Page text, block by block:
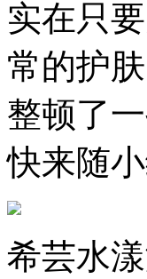
实在只
常的护
整顿了
快来随
希芸水